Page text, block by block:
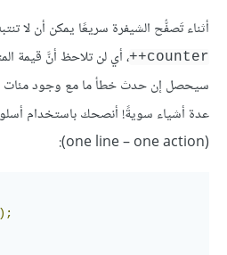
أثناء تَصفُّح الشيفرة سريعًا يمكن أن لا
counter++
، أي لن تلاحظ أنَّ قيمة
سيحصل إن حدث خطأ ما مع وجود مئات
عدة أشياء سويةً! أنصحك باستخدام
(one line – one action):
);